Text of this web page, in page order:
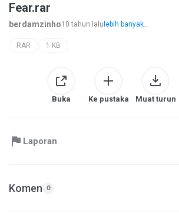
Fear.rar
berdamzinho10 tahun lalu lebih banyak...
RAR 1 KB
Buka Ke pustaka Muat turun
Laporan
Komen 0